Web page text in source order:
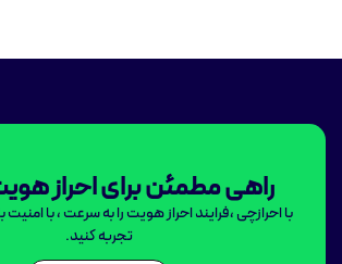
راهی مطمئن برای احراز
با احرازچی ،فرایند احراز هویت را به سرعت ، با
تجربه کنید.